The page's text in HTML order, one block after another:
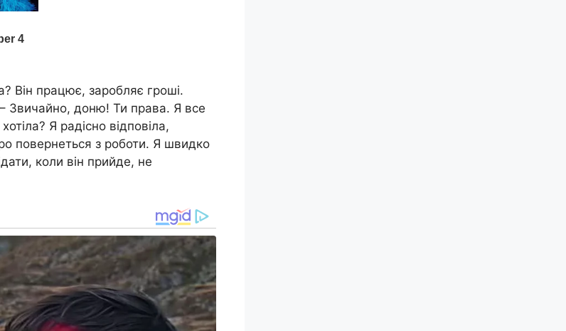
Він працює, заробляє гроші.
– Звичайно, доню! Ти права. Я все
Я радісно відповіла,
повернеться з роботи. Я швидко
коли він прийде, не